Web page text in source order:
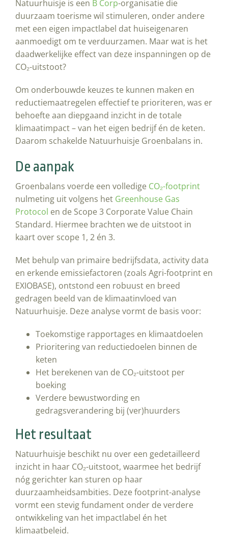
Natuurhuisje is een B Corp-organisatie die
duurzaam toerisme wil stimuleren, onder andere
met een eigen impactlabel dat huiseigenaren
aanmoedigt om te verduurzamen. Maar wat is het
daadwerkelijke effect van deze inspanningen op de
CO₂-uitstoot?
Om onderbouwde keuzes te kunnen maken en
reductiemaatregelen effectief te prioriteren, was er
behoefte aan diepgaand inzicht in de totale
klimaatimpact – van het eigen bedrijf én de keten.
Daarom schakelde Natuurhuisje Groenbalans in.
De aanpak
Groenbalans voerde een volledige CO₂-footprint
nulmeting uit volgens het Greenhouse Gas
Protocol en de Scope 3 Corporate Value Chain
Standard. Hiermee brachten we de uitstoot in
kaart over scope 1, 2 én 3.
Met behulp van primaire bedrijfsdata, activity data
en erkende emissiefactoren (zoals Agri-footprint en
EXIOBASE), ontstond een robuust en breed
gedragen beeld van de klimaatinvloed van
Natuurhuisje. Deze analyse vormt de basis voor:
Toekomstige rapportages en klimaatdoelen
Prioritering van reductiedoelen binnen de
keten
Het berekenen van de CO₂-uitstoot per
boeking
Verdere bewustwording en
gedragsverandering bij (ver)huurders
Het resultaat
Natuurhuisje beschikt nu over een gedetailleerd
inzicht in haar CO₂-uitstoot, waarmee het bedrijf
nóg gerichter kan sturen op haar
duurzaamheidsambities. Deze footprint-analyse
vormt een stevig fundament onder de verdere
ontwikkeling van het impactlabel én het
klimaatbeleid.